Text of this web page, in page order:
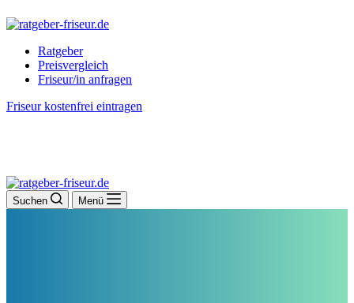
Ratgeber
Preisvergleich
Friseur/in anfragen
Friseur kostenfrei eintragen
Suchen Menü